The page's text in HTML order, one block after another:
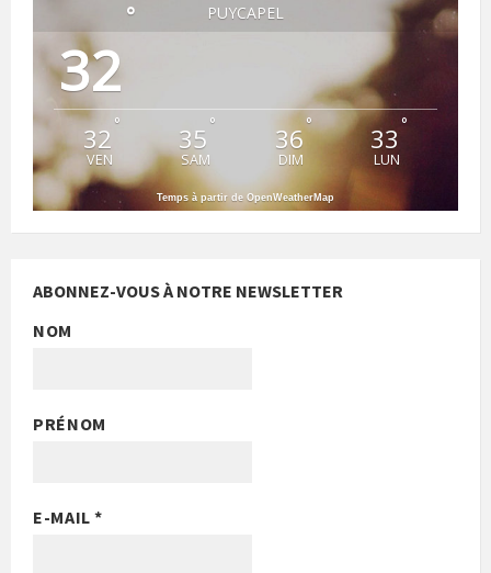
PUYCAPEL
32
°
32 °
VEN
35 °
SAM
36°
DIM
33 °
LUN
Temps à partir de OpenWeatherMap
ABONNEZ-VOUS À NOTRE NEWSLETTER
NOM
PRÉNOM
E-MAIL*